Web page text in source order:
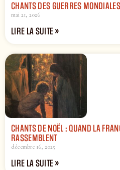
CHANTS DES GUERRES MONDIALES
mai 21, 2026
LIRE LA SUITE »
CHANTS DE NOËL : QUAND LA
RASSEMBLENT
décembre 16, 2025
LIRE LA SUITE »